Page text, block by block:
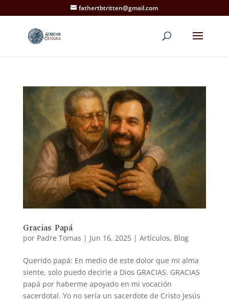
fathertbtritten@gmail.com
Gracias Papá
por Padre Tomas | Jun 16, 2025| Artículos, Blog
Querido papá: En medio de este dolor que mi alma
siente, solo puedo decirle a Dios GRACIAS. GRACIAS
papá por haberme apoyado en mi vocación
sacerdotal. Yo no sería un sacerdote de Cristo Jesús